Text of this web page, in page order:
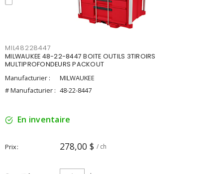
MIL48228447
MILWAUKEE 48-22-8447 BOITE OUTILS 3TIROIRS
MULTIPROFONDEURS PACKOUT
Manufacturier :
MILWAUKEE
# Manufacturier : 48-22-8447
En inventaire
Prix 278,00 $ / ch